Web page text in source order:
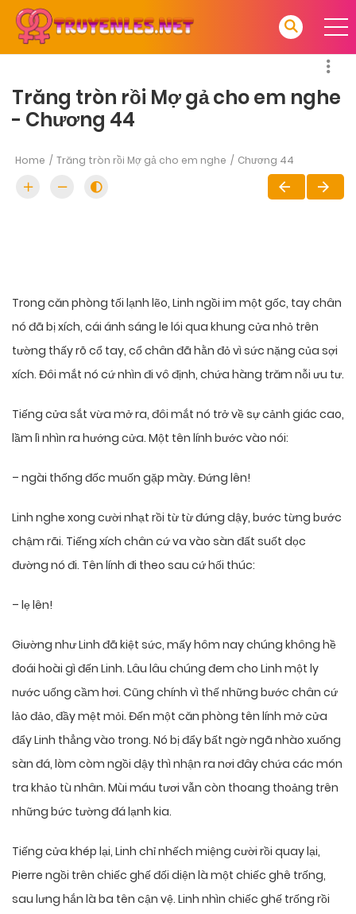
Trăng tròn rồi Mợ gả cho em nghe
- Chương 44
Home Trăng tròn rồi Mợ gả cho em nghe Chương 44
Trong căn phòng tối lạnh lẽo, Linh ngồi im một gốc, tay chân
nó đã bị xích, cái ánh sáng le lói qua khung cửa nhỏ trên
tường thấy rõ cổ tay, cổ chân đã hằn đỏ vì sức nặng của sợi
xích. Đôi mắt nó cứ nhìn đi vô định, chứa hàng trăm nỗi ưu tư.
Tiếng cửa sắt vừa mở ra, đôi mắt nó trở về sự cảnh giác cao,
lầm lì nhìn ra hướng cửa. Một tên lính bước vào nói:
– ngài thống đốc muốn gặp mày. Đứng lên!
Linh nghe xong cười nhạt rồi từ từ đứng dậy, bước từng bước
chậm rãi. Tiếng xích chân cứ va vào sàn đất suốt dọc
đường nó đi. Tên lính đi theo sau cứ hối thúc:
– lẹ lên!
Giường như Linh đã kiệt sức, mấy hôm nay chúng không hề
đoái hoài gì đến Linh. Lâu lâu chúng đem cho Linh một ly
nước uống cầm hơi. Cũng chính vì thế những bước chân cứ
lảo đảo, đầy mệt mỏi. Đến một căn phòng tên lính mở cửa
đẩy Linh thẳng vào trong. Nó bị đẩy bất ngờ ngã nhào xuống
sàn đá, lòm còm ngồi dậy thì nhận ra nơi đây chứa các món
tra khảo tù nhân. Mùi máu tươi vẫn còn thoang thoảng trên
những bức tường đá lạnh kia.
Tiếng cửa khép lại, Linh chỉ nhếch miệng cười rồi quay lại,
Pierre ngồi trên chiếc ghế đối diện là một chiếc ghê trống,
sau lưng hắn là ba tên cận vệ. Linh nhìn chiếc ghế trống rồi